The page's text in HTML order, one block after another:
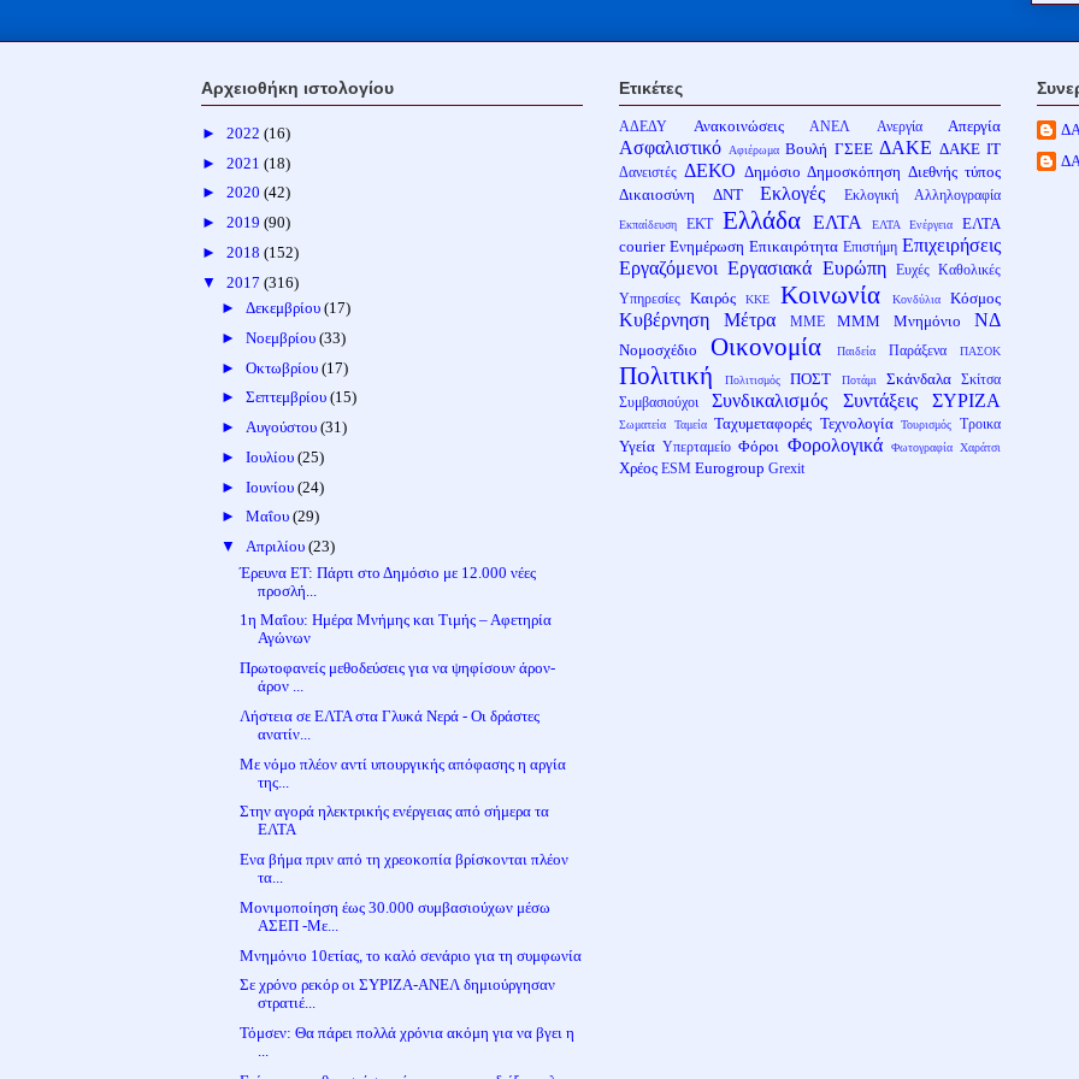
Αρχειοθήκη ιστολογίου
► 2022 (16)
► 2021 (18)
► 2020 (42)
► 2019 (90)
► 2018 (152)
▼ 2017 (316)
► Δεκεμβρίου (17)
► Νοεμβρίου (33)
► Οκτωβρίου (17)
► Σεπτεμβρίου (15)
► Αυγούστου (31)
► Ιουλίου (25)
► Ιουνίου (24)
► Μαΐου (29)
▼ Απριλίου (23)
Έρευνα ΕΤ: Πάρτι στο Δημόσιο με 12.000 νέες
προσλή...
1η Μαΐου: Ημέρα Μνήμης και Τιμής – Αφετηρία
Αγώνων
Πρωτοφανείς μεθοδεύσεις για να ψηφίσουν άρον-
άρον ...
Λήστεια σε ΕΛΤΑ στα Γλυκά Νερά - Οι δράστες
ανατίν...
Με νόμο πλέον αντί υπουργικής απόφασης η αργία
της...
Στην αγορά ηλεκτρικής ενέργειας από σήμερα τα
ΕΛΤΑ
Ενα βήμα πριν από τη χρεοκοπία βρίσκονται πλέον
τα...
Μονιμοποίηση έως 30.000 συμβασιούχων μέσω
ΑΣΕΠ -Με...
Μνημόνιο 10ετίας, το καλό σενάριο για τη συμφωνία
Σε χρόνο ρεκόρ οι ΣΥΡΙΖΑ-ΑΝΕΛ δημιούργησαν
στρατιέ...
Τόμσεν: Θα πάρει πολλά χρόνια ακόμη για να βγει η
...
Ετικέτες
ΑΔΕΔΥ Ανακοινώσεις ΑΝΕΛ Ανεργία Απεργία
Ασφαλιστικό Αφιέρωμα Βουλή ΓΣΕΕ ΔΑΚΕ ΔΑΚΕ ΙΤ
Δανειστές ΔΕΚΟ Δημόσιο Δημοσκόπηση Διεθνής τύπος
Δικαιοσύνη
ΔΝΤ Εκλογές Εκλογική Αλληλογραφία
Εκπαίδευση ΕΚΤ Ελλάδα ΕΛΤΑ ΕΛΤΑ Ενέργεια
ΕΛΤΑ
courier Ενημέρωση Επικαιρότητα Επιστήμη Επιχειρήσεις
Εργαζόμενοι Εργασιακά Ευρώπη Ευχές Καθολικές
Υπηρεσίες
Καιρός ΚΚΕ Κοινωνία Κονδύλια Κόσμος
Κυβέρνηση Μέτρα ΜΜΕ ΜΜΜ Μνημόνιο ΝΔ
Νομοσχέδιο Οικονομία Παιδεία Παράξενα ΠΑΣΟΚ
Πολιτική Πολιτισμός ΠΟΣΤ Ποτάμι Σκάνδαλα
Σκίτσα
Συμβασιούχοι
Συνδικαλισμός Συντάξεις ΣΥΡΙΖΑ
Σωματεία Ταμεία Ταχυμεταφορές Τεχνολογία Τουρισμός Τροικα
Υγεία Υπερταμείο Φόροι Φορολογικά Φωτογραφία Χαράτσι
Χρέος ESM Eurogroup Grexit